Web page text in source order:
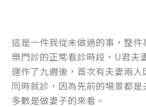
這是一件我從未做過的事，整
樂門診的正常看診時段，U君夫
運作了九週後，首次有夫妻兩
同時就診，因為先前的場景都
多數是做妻子的來看。